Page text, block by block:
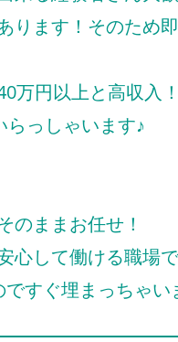
ります！そのため
万円以上と高収入
っしゃいます♪
のままお任せ！
心して働ける職場
すぐ埋まっちゃい